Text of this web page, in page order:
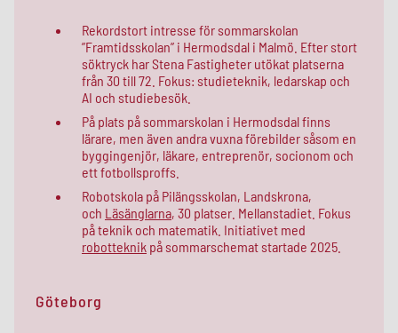
Rekordstort intresse för sommarskolan
”Framtidsskolan” i Hermodsdal i Malmö. Efter stort
söktryck har Stena Fastigheter utökat platserna
från 30 till 72. Fokus: studieteknik, ledarskap och
AI och studiebesök.
På plats på sommarskolan i Hermodsdal finns
lärare, men även andra vuxna förebilder såsom en
byggingenjör, läkare, entreprenör, socionom och
ett fotbollsproffs.
Robotskola på Pilängsskolan, Landskrona,
och Läsänglarna, 30 platser. Mellanstadiet. Fokus
på teknik och matematik. Initiativet med
robotteknik på sommarschemat startade 2025.
Göteborg